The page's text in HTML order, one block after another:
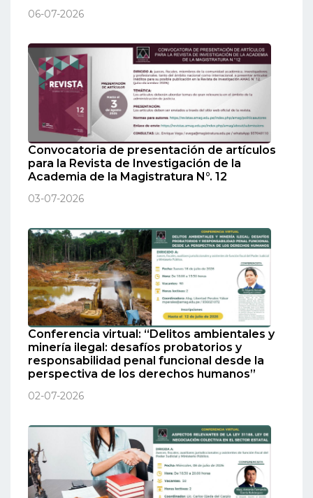
06-07-2026
Convocatoria de presentación de artículos
para la Revista de Investigación de la
Academia de la Magistratura N°. 12
03-07-2026
Conferencia virtual: “Delitos ambientales y
minería ilegal: desafíos probatorios y
responsabilidad penal funcional desde la
perspectiva de los derechos humanos”
02-07-2026